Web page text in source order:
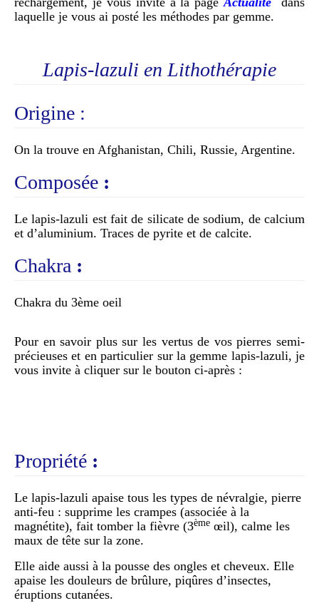
laquelle je vous ai posté les méthodes par gemme.
Lapis-lazuli en Lithothérapie
Origine :
On la trouve en Afghanistan, Chili, Russie, Argentine.
Composée :
Le lapis-lazuli est fait de silicate de sodium, de calcium
et d’aluminium. Traces de pyrite et de calcite.
Chakra :
Chakra du 3ème oeil
Pour en savoir plus sur les vertus de vos pierres semi-
précieuses et en particulier sur la gemme lapis-lazuli, je
vous invite à cliquer sur le bouton ci-après :
Propriété :
Le lapis-lazuli apaise tous les types de névralgie, pierre
anti-feu : supprime les crampes (associée à la
magnétite), fait tomber la fièvre (3ème œil), calme les
maux de tête sur la zone.
Elle aide aussi à la pousse des ongles et cheveux. Elle
apaise les douleurs de brûlure, piqûres d’insectes,
éruptions cutanées.